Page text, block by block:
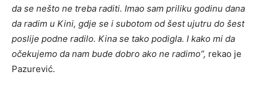
da se nešto ne treba raditi. Imao sam priliku godinu dana
da radim u Kini, gdje se i subotom od šest ujutru do šest
poslije podne radilo. Kina se tako podigla. I kako mi da
očekujemo da nam bude dobro ako ne radimo”, rekao je
Pazurević.